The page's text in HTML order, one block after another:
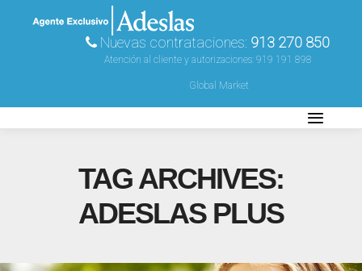
Nuevas contrataciones: 913 270 850
Atención al cliente y autorizaciones: 919 191 898
Global Market
TAG ARCHIVES:
ADESLAS PLUS